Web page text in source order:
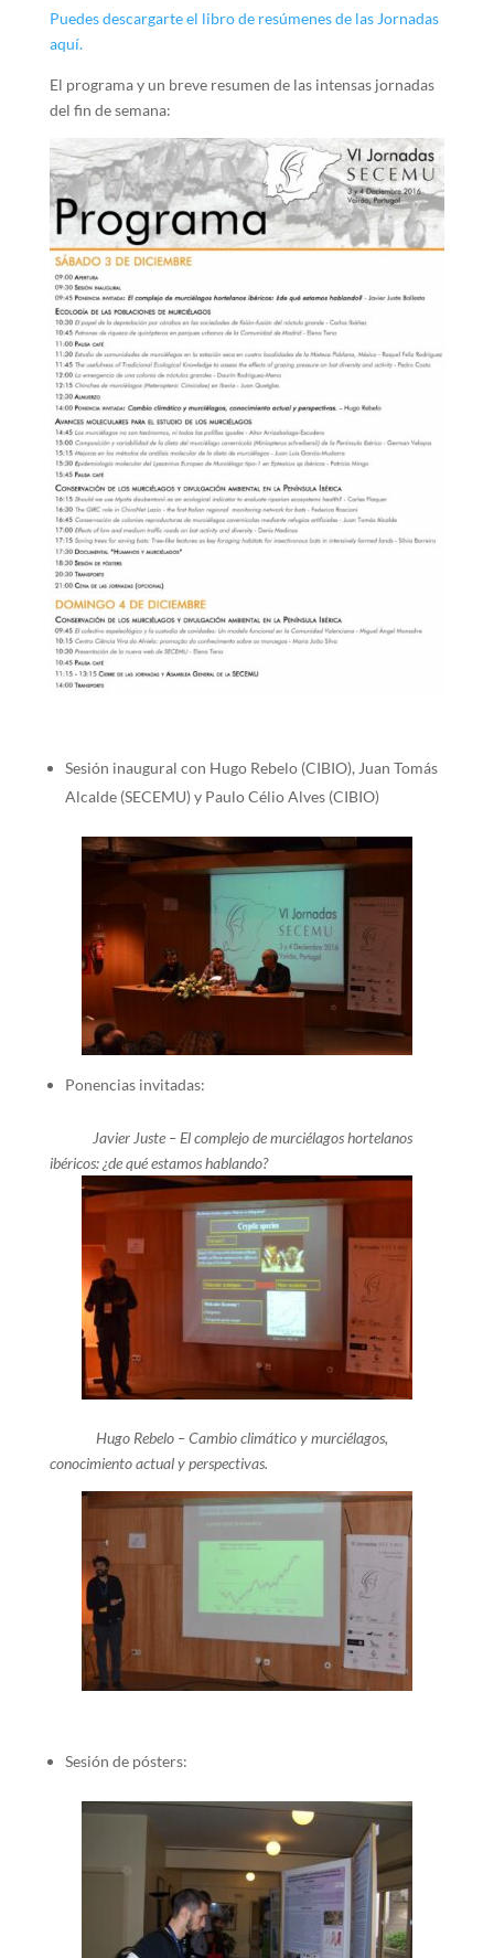
Puedes descargarte el libro de resúmenes de las Jornadas
aquí.
El programa y un breve resumen de las intensas jornadas
del fin de semana:
Sesión inaugural con Hugo Rebelo (CIBIO), Juan Tomás
Alcalde (SECEMU) y Paulo Célio Alves (CIBIO)
Ponencias invitadas:
Javier Juste – El complejo de murciélagos hortelanos
ibéricos: ¿de qué estamos hablando?
Hugo Rebelo – Cambio climático y murciélagos,
conocimiento actual y perspectivas.
Sesión de pósters: